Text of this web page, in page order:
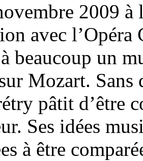
2009 à
avec l’Opéra
beaucoup un
Mozart. Sans
pâtit d’être
Ses idées
à être